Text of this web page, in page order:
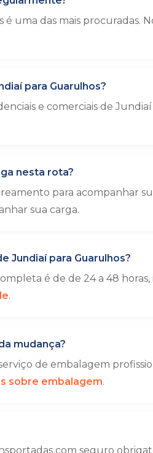
uma das mais procuradas.
para Guarulhos?
e comerciais de
nesta rota?
para acompanhar
sua carga.
Jundiaí para Guarulhos?
é de de 24 a 48
.
mudança?
de embalagem
sobre embalagem.
com seguro